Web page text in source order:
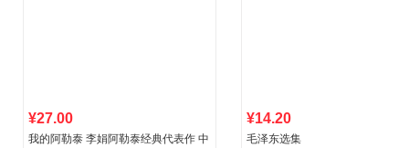
¥27.00
我的阿勒泰 李娟阿勒泰经典代表作 中
¥14.20
毛泽东选集